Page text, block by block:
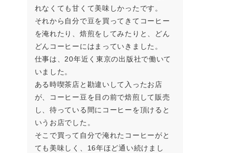
れなくても甘くて美味しかったです。
それから自分で豆を買ってきてコーヒー
を淹れたり、焙煎をしてみたりと、どん
どんコーヒーにはまっていきました。
仕事は、20年近く東京の出版社で働いて
いました。
ある時喫茶店と勘違いして入ったお店
が、コーヒー豆を目の前で焙煎して販売
し、待っている間にコーヒーを頂けると
いうお店でした。
そこで買って自分で淹れたコーヒーがと
ても美味しく、16年ほど通い続けまし